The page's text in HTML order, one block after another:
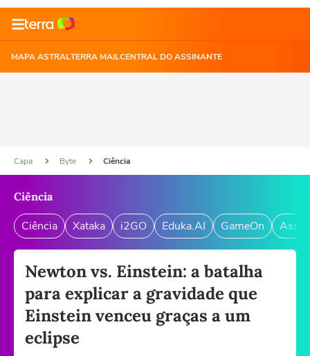
MAPA ASTRALTERRA MAILCENTRAL DO ASSINANTE
Capa Byte Ciência
Ciência
Ciência Xataka i2GO Eduka.AI GameOn
Newton vs. Einstein: a batalha
para explicar a gravidade que
Einstein venceu graças a um
eclipse